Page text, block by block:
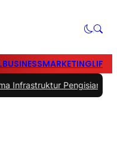
BUSINESSMARKETING
Pengisian